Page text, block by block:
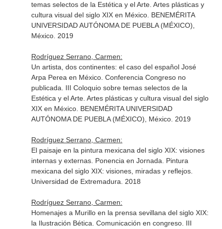
temas selectos de la Estética y el Arte. Artes plásticas y
cultura visual del siglo XIX en México. BENEMÉRITA
UNIVERSIDAD AUTÓNOMA DE PUEBLA (MÉXICO),
México. 2019
Rodríguez Serrano, Carmen:
Un artista, dos continentes: el caso del español José
Arpa Perea en México. Conferencia Congreso no
publicada. III Coloquio sobre temas selectos de la
Estética y el Arte. Artes plásticas y cultura visual del siglo
XIX en México. BENEMÉRITA UNIVERSIDAD
AUTÓNOMA DE PUEBLA (MÉXICO), México. 2019
Rodríguez Serrano, Carmen:
El paisaje en la pintura mexicana del siglo XIX: visiones
internas y externas. Ponencia en Jornada. Pintura
mexicana del siglo XIX: visiones, miradas y reflejos.
Universidad de Extremadura. 2018
Rodríguez Serrano, Carmen:
Homenajes a Murillo en la prensa sevillana del siglo XIX:
la Ilustración Bética. Comunicación en congreso. III